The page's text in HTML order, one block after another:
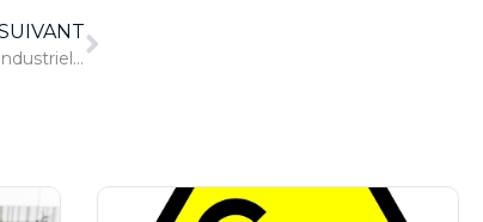
Comment sont recyclés les solvants industriels ?